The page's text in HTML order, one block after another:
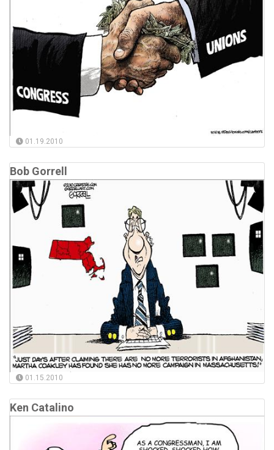
01.19.2010
Bob Gorrell
01.15.2010
Ken Catalino